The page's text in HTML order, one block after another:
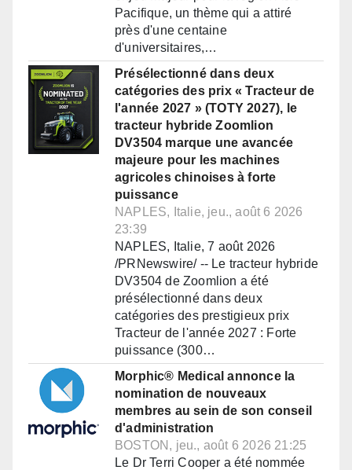
Pacifique, un thème qui a attiré
près d'une centaine
d'universitaires,…
Présélectionné dans deux
catégories des prix « Tracteur de
l'année 2027 » (TOTY 2027), le
tracteur hybride Zoomlion
DV3504 marque une avancée
majeure pour les machines
agricoles chinoises à forte
puissance
NAPLES, Italie, jeu., août 6 2026
23:39
NAPLES, Italie, 7 août 2026
/PRNewswire/ -- Le tracteur hybride
DV3504 de Zoomlion a été
présélectionné dans deux
catégories des prestigieux prix
Tracteur de l'année 2027 : Forte
puissance (300…
Morphic® Medical annonce la
nomination de nouveaux
membres au sein de son conseil
d'administration
BOSTON, jeu., août 6 2026 21:25
Le Dr Terri Cooper a été nommée